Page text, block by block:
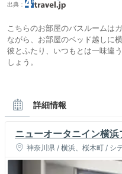
出典：
こちらのお部屋のバスルームは
ながら、お部屋のベッド越しに
彼とふたり、いつもとは一味違
しょう。
詳細情報
ニューオータニイン横浜
神奈川県 / 横浜、桜木町 / シ